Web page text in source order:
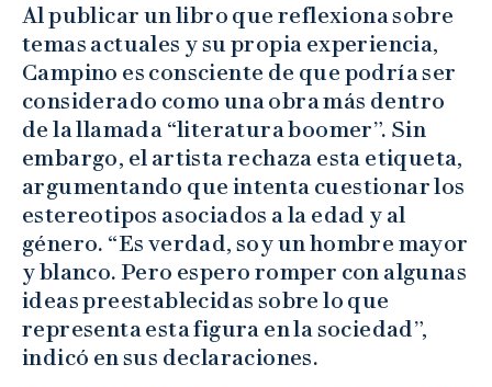
Al publicar un libro que reflexiona sobre
temas actuales y su propia experiencia,
Campino es consciente de que podría ser
considerado como una obra más dentro
de la llamada “literatura boomer”. Sin
embargo, el artista rechaza esta etiqueta,
argumentando que intenta cuestionar los
estereotipos asociados a la edad y al
género. “Es verdad, soy un hombre mayor
y blanco. Pero espero romper con algunas
ideas preestablecidas sobre lo que
representa esta figura en la sociedad”,
indicó en sus declaraciones.